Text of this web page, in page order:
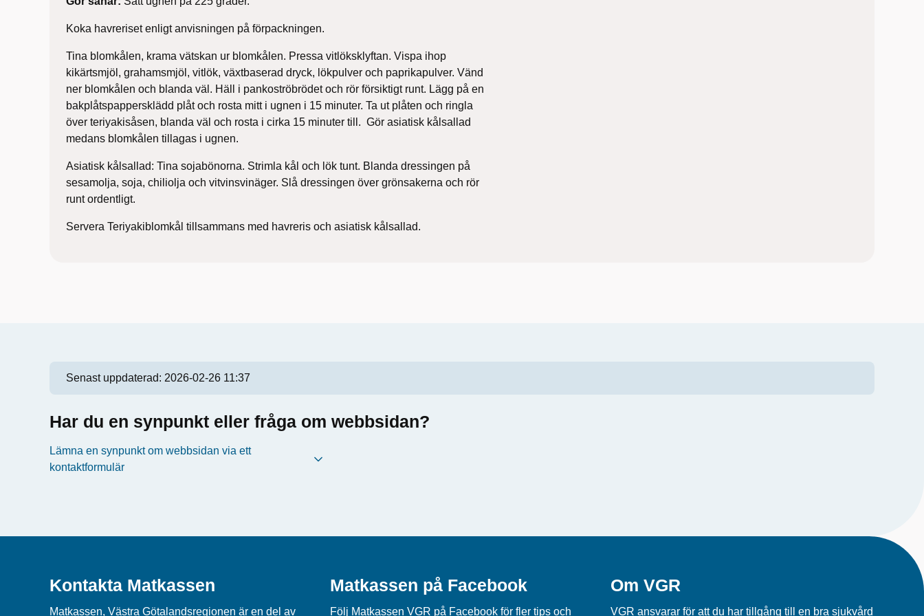
Koka havreriset enligt anvisningen på förpackningen.
Tina blomkålen, krama vätskan ur blomkålen. Pressa vitlöksklyftan. Vispa ihop
kikärtsmjöl, grahamsmjöl, vitlök, växtbaserad dryck, lökpulver och paprikapulver. Vänd
ner blomkålen och blanda väl. Häll i pankoströbrödet och rör försiktigt runt. Lägg på en
bakplåtspappersklädd plåt och rosta mitt i ugnen i 15 minuter. Ta ut plåten och ringla
över teriyakisåsen, blanda väl och rosta i cirka 15 minuter till. Gör asiatisk kålsallad
medans blomkålen tillagas i ugnen.
Asiatisk kålsallad: Tina sojabönorna. Strimla kål och lök tunt. Blanda dressingen på
sesamolja, soja, chiliolja och vitvinsvinäger. Slå dressingen över grönsakerna och rör
runt ordentligt.
Servera Teriyakiblomkål tillsammans med havreris och asiatisk kålsallad.
Senast uppdaterad: 2026-02-26 11:37
Har du en synpunkt eller fråga om webbsidan?
Lämna en synpunkt om webbsidan via ett
kontaktformulär
Kontakta Matkassen
Matkassen, Västra Götalandsregionen är en del av
Matkassen på Facebook
Följ Matkassen VGR på Facebook för fler tips och
Om VGR
VGR ansvarar för att du har tillgång till en bra sjukvård